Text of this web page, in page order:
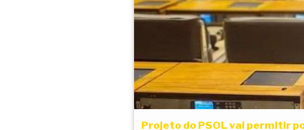
Projeto do PSOL vai permitir